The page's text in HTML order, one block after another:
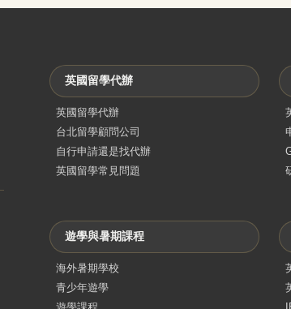
英國留學代辦
英國留學代辦
台北留學顧問公司
自行申請還是找代辦
英國留學常見問題
遊學與暑期課程
海外暑期學校
青少年遊學